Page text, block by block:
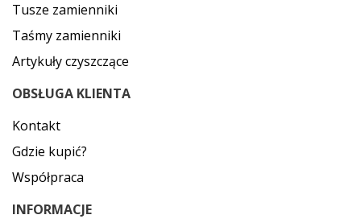
Tusze zamienniki
Taśmy zamienniki
Artykuły czyszczące
OBSŁUGA KLIENTA
Kontakt
Gdzie kupić?
Współpraca
INFORMACJE